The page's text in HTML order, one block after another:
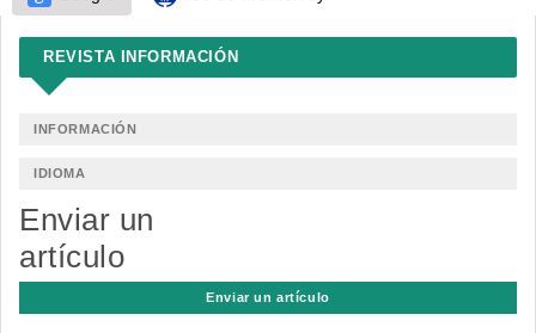
REVISTA INFORMACIÓN
INFORMACIÓN
IDIOMA
Enviar un
artículo
Enviar un artículo